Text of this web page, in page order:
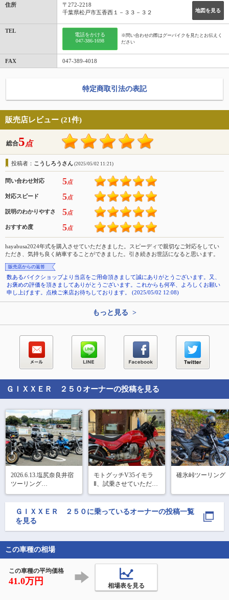
住所
地図を見る
〒272-2218
千葉県松戸市五香西１－３３－３２
TEL
電話をかける
047-386-1698
※問い合わせの際はグーバイクを見たとお伝えく
ださい
FAX 047-389-4018
特定商取引法の表記
販売店レビュー (21件)
総合5点
投稿者： こうしろうさん (2025/05/02 11:21)
問い合わせ対応 5点
対応スピード 5点
説明のわかりやすさ 5点
おすすめ度 5点
hayabusa2024年式を購入させていただきました。スピーディで親切なご対応をしてい
ただき、気持ち良く納車することができました。引き続きお世話になると思います。
販売店からの返答
数あるバイクショップより当店をご用命頂きまして誠にありがとうございます。又、
お褒めの評価を頂きましてありがとうございます。これからも何卒、よろしくお願い
申し上げます。点検ご来店お待ちしております。 (2025/05/02 12:08)
もっと見る >
ＧＩＸＸＥＲ ２５０ オーナーの投稿を見る
2026.6.13.塩尻奈良井宿
ツーリング
本日は奈良井宿へ6台で
走りました‼️
行く途中の道も気持ち
よくお昼ご飯のカツカ
良井宿もいい街並みで
100点のツーリン
モトグッチV35イモラ
Ⅱ、試乗させていただき
ました
横置きVツイン、シャフ
トドライブ
碓氷峠ツーリング
ＧＩＸＸＥＲ ２５０ に乗っているオーナーの投稿一覧
を見る
この車種の相場
この車種の平均価格
41.0万円 相場表を見る